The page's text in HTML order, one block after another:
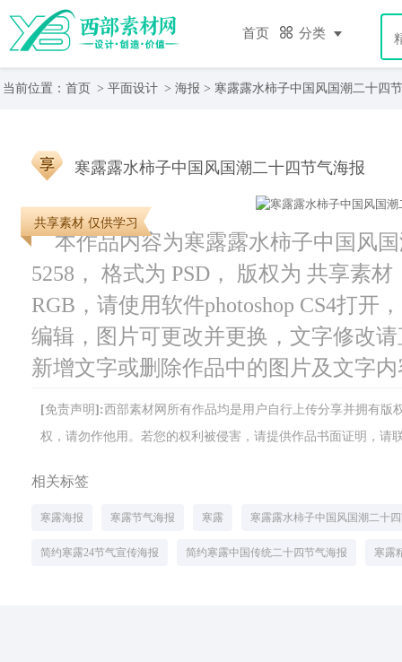
首页 分类
当前位置： 首页 > 平面设计 > 海报 > 寒露露水柿子中国风国潮二十四
寒露露水柿子中国风国潮二十四节气海报
共享素材 仅供学习
本作品内容为寒露露水柿子中国风
5258， 格式为 PSD， 版权为 共享素
RGB，请使用软件photoshop CS4打开
编辑，图片可更改并更换，文字修改
新增文字或删除作品中的图片及文字
[免责声明]:西部素材网所有作品均是用户自行上传分享并拥有
权，请勿作他用。若您的权利被侵害，请提供作品书面证明，请
相关标签
寒露海报 寒露节气海报 寒露 寒露露水柿子中国风国潮二十
简约寒露24节气宣传海报 简约寒露中国传统二十四节气海报 寒露